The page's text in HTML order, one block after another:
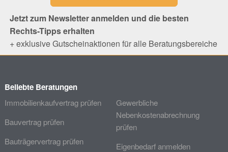
Jetzt zum Newsletter anmelden und die besten
Rechts-Tipps erhalten
+ exklusive Gutscheinaktionen für alle Beratungsbereiche
Beliebte Beratungen
Immobilienkaufvertrag prüfen
Bauvertrag prüfen
Bauträgervertrag prüfen
Gewerbliche
Nebenkostenabrechnung
prüfen
Eigenbedarf anmelden